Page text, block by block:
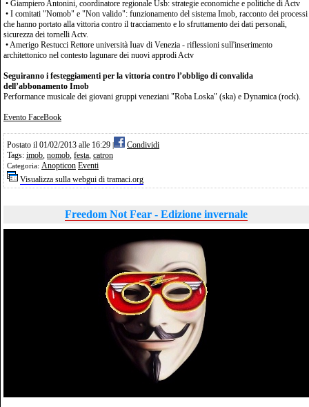
• Giampiero Antonini, coordinatore regionale Usb: strategie economiche e politiche di Actv
• I comitati "Nomob" e "Non valido": funzionamento del sistema Imob, racconto dei processi
che hanno portato alla vittoria contro il tracciamento e lo sfruttamento dei dati personali,
sicurezza dei tornelli Actv.
• Amerigo Restucci Rettore università Iuav di Venezia - riflessioni sull'inserimento
architettonico nel contesto lagunare dei nuovi approdi Actv
Seguiranno i festeggiamenti per la vittoria contro l’obbligo di convalida
dell’abbonamento Imob
Performance musicale dei giovani gruppi veneziani "Roba Loska" (ska) e Dynamica (rock).
Evento FaceBook
Postato il 01/02/2013 alle 16:29
Condividi
Tags: imob nomob festa catron
Categoria: Anopticon Eventi
Visualizza sulla webgui di tramaci.org
Freedom Not Fear - Edizione invernale